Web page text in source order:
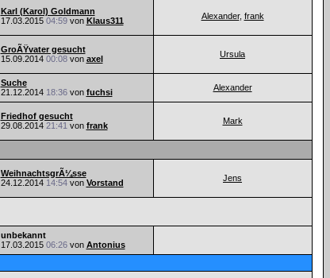
Karl (Karol) Goldmann
17.03.2015 04:59von Klaus311 Alexander, frank
GroÃŸvater gesucht
15.09.2014 00:08von axel Ursula
Suche
21.12.2014 18:36von fuchsi Alexander
Friedhof gesucht
29.08.2014 21:41 von frank Mark
WeihnachtsgrÃ¼sse
24.12.2014 14:54von Vorstand Jens
unbekannt
17.03.2015 06:26von Antonius